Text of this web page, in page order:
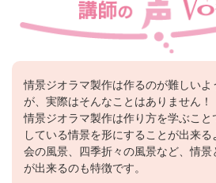
情景ジオラマ製作は作るのが難しい
が、実際はそんなことはありません！
情景ジオラマ製作は作り方を学ぶこ
している情景を形にすることが出来
会の風景、四季折々の風景など、情景
が出来るのも特徴です。